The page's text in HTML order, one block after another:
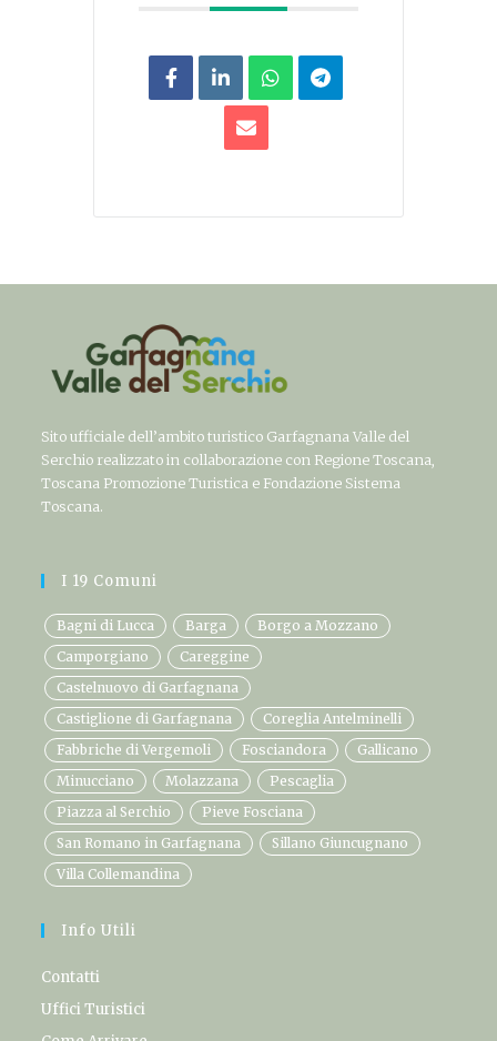
Sito ufficiale dell’ambito turistico Garfagnana Valle del
Serchio realizzato in collaborazione con Regione Toscana,
Toscana Promozione Turistica e Fondazione Sistema
Toscana.
I 19 Comuni
Bagni di Lucca Barga
Borgo a Mozzano
Camporgiano
Careggine
Castelnuovo di Garfagnana
Castiglione di Garfagnana
Coreglia Antelminelli
Fabbriche di Vergemoli
Fosciandora
Gallicano
Minucciano
Molazzana
Pescaglia
Piazza al Serchio
Pieve Fosciana
San Romano in Garfagnana
Sillano Giuncugnano
Villa Collemandina
Info Utili
Contatti
Uffici Turistici